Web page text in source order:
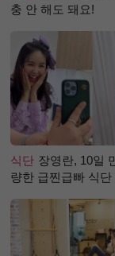
충 안 해도 돼요!
식단 장영란, 10일
량한 급찐급빠 식단